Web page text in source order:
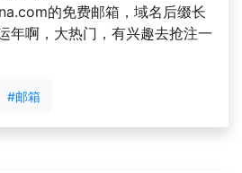
的免费邮箱，域名后缀长
年啊，大热门，有兴趣去抢注一
#邮箱